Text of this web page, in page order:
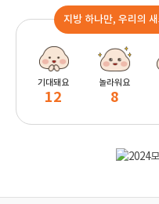
지방 하나만, 우리의
기대돼요
12
놀라워요
8